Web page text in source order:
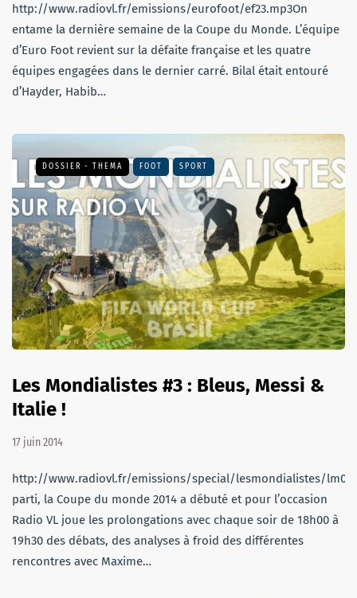
http://www.radiovl.fr/emissions/eurofoot/ef23.mp3On
entame la dernière semaine de la Coupe du Monde. L’équipe
d’Euro Foot revient sur la défaite française et les quatre
équipes engagées dans le dernier carré. Bilal était entouré
d’Hayder, Habib…
DOSSIER - THEMA FOOT SPORT
Les Mondialistes #3 : Bleus, Messi &
Italie !
17 juin 2014
http://www.radiovl.fr/emissions/special/lesmondialistes/
parti, la Coupe du monde 2014 a débuté et pour l’occasion
Radio VL joue les prolongations avec chaque soir de 18h00 à
19h30 des débats, des analyses à froid des différentes
rencontres avec Maxime…